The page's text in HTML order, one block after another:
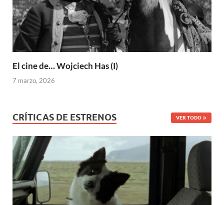
El cine de… Wojciech Has (I)
7 marzo, 2026
CRÍTICAS DE ESTRENOS VER TODO